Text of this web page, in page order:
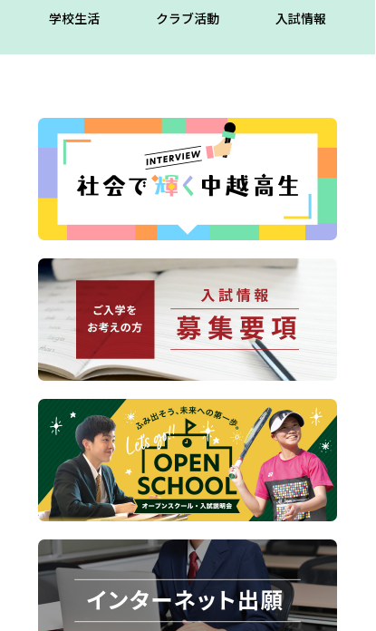
学校生活 クラブ活動 入試情報